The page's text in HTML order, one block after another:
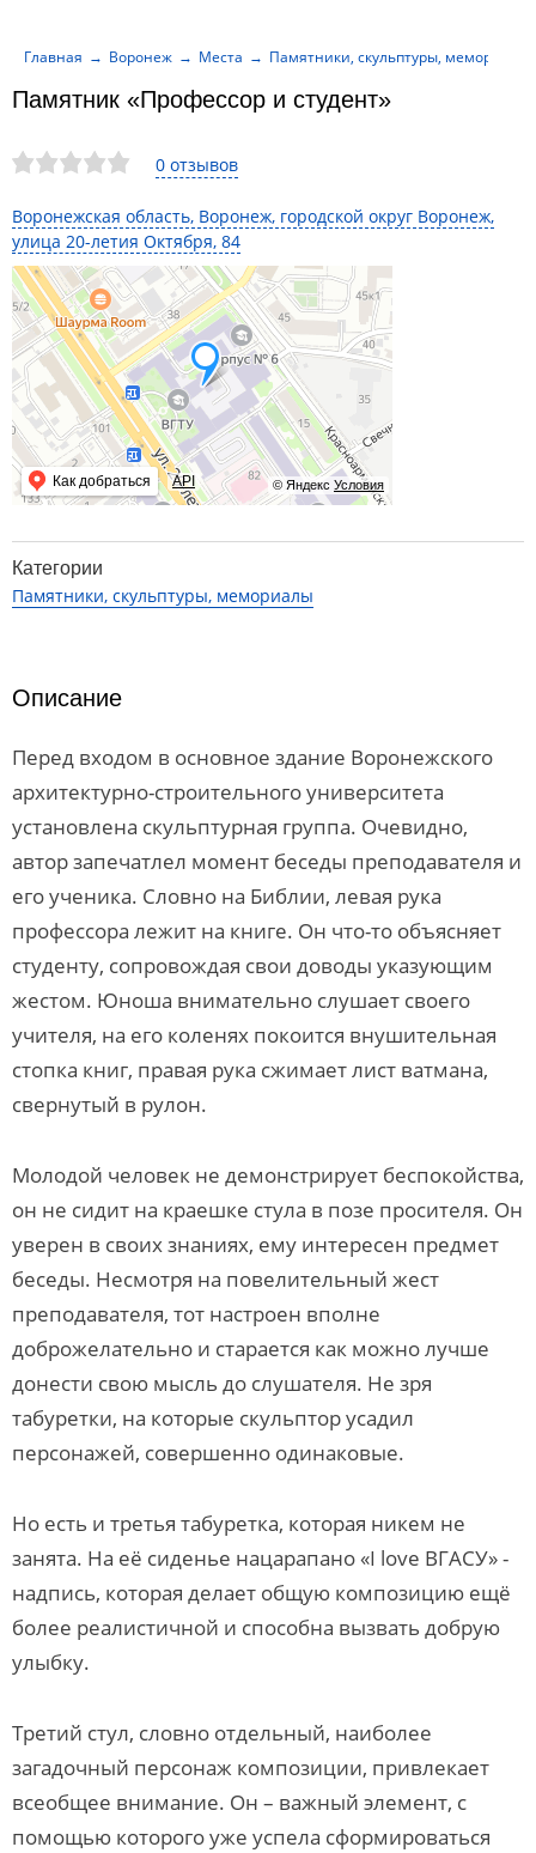
0 отзывов
Воронежская область, Воронеж, городской округ Воронеж,
улица 20-летия Октября, 84
© Яндекс Условия
Как добраться API
Памятник «Профессор и студент»
Главная Воронеж Места Памятники, скульптуры, мемориалы
Категории
Памятники, скульптуры, мемориалы
Описание
Перед входом в основное здание Воронежского
архитектурно-строительного университета
установлена скульптурная группа. Очевидно,
автор запечатлел момент беседы преподавателя и
его ученика. Словно на Библии, левая рука
профессора лежит на книге. Он что-то объясняет
студенту, сопровождая свои доводы указующим
жестом. Юноша внимательно слушает своего
учителя, на его коленях покоится внушительная
стопка книг, правая рука сжимает лист ватмана,
свернутый в рулон.
Молодой человек не демонстрирует беспокойства,
он не сидит на краешке стула в позе просителя. Он
уверен в своих знаниях, ему интересен предмет
беседы. Несмотря на повелительный жест
преподавателя, тот настроен вполне
доброжелательно и старается как можно лучше
донести свою мысль до слушателя. Не зря
табуретки, на которые скульптор усадил
персонажей, совершенно одинаковые.
Но есть и третья табуретка, которая никем не
занята. На её сиденье нацарапано «I love ВГАСУ» -
надпись, которая делает общую композицию ещё
более реалистичной и способна вызвать добрую
улыбку.
Третий стул, словно отдельный, наиболее
загадочный персонаж композиции, привлекает
всеобщее внимание. Он – важный элемент, с
помощью которого уже успела сформироваться